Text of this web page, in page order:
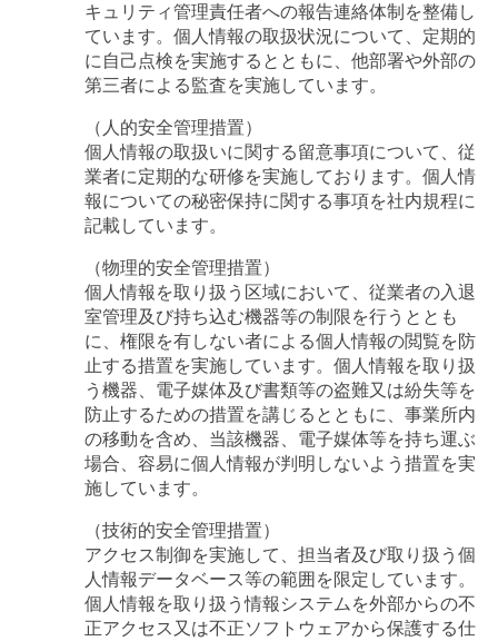
キュリティ管理責任者への報告連絡体制を整備し
ています。個人情報の取扱状況について、定期的
に自己点検を実施するとともに、他部署や外部の
第三者による監査を実施しています。
（人的安全管理措置）
個人情報の取扱いに関する留意事項について、従
業者に定期的な研修を実施しております。個人情
報についての秘密保持に関する事項を社内規程に
記載しています。
（物理的安全管理措置）
個人情報を取り扱う区域において、従業者の入退
室管理及び持ち込む機器等の制限を行うととも
に、権限を有しない者による個人情報の閲覧を防
止する措置を実施しています。個人情報を取り扱
う機器、電子媒体及び書類等の盗難又は紛失等を
防止するための措置を講じるとともに、事業所内
の移動を含め、当該機器、電子媒体等を持ち運ぶ
場合、容易に個人情報が判明しないよう措置を実
施しています。
（技術的安全管理措置）
アクセス制御を実施して、担当者及び取り扱う個
人情報データベース等の範囲を限定しています。
個人情報を取り扱う情報システムを外部からの不
正アクセス又は不正ソフトウェアから保護する仕